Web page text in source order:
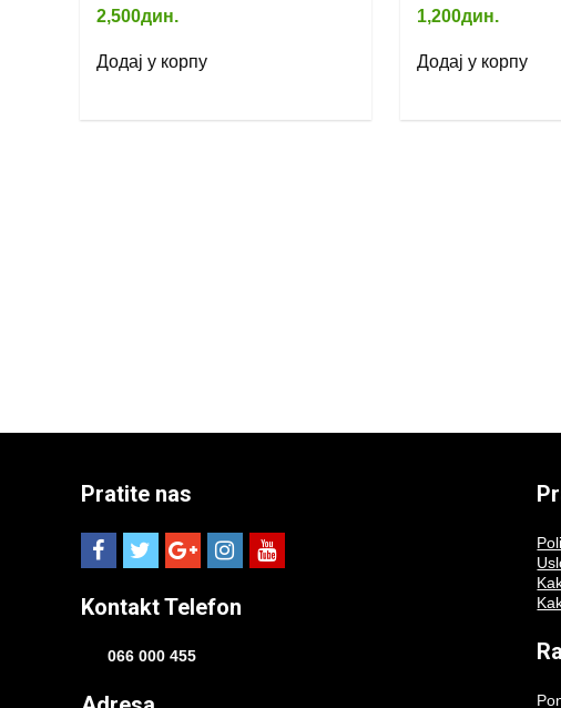
2,500дин.
Додај у корпу
1,200дин.
Додај у корпу
Pratite nas
Kontakt Telefon
066 000 455